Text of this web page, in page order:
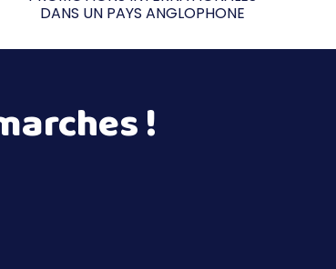
DANS UN PAYS ANGLOPHONE
!